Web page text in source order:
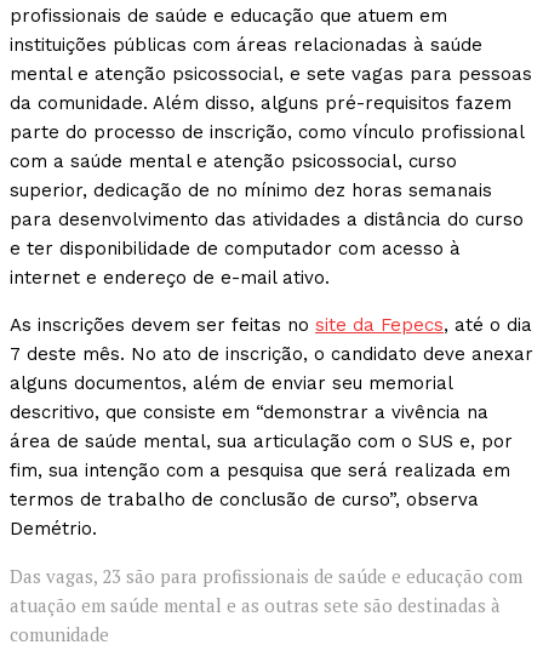
profissionais de saúde e educação que atuem em
instituições públicas com áreas relacionadas à saúde
mental e atenção psicossocial, e sete vagas para pessoas
da comunidade. Além disso, alguns pré-requisitos fazem
parte do processo de inscrição, como vínculo profissional
com a saúde mental e atenção psicossocial, curso
superior, dedicação de no mínimo dez horas semanais
para desenvolvimento das atividades a distância do curso
e ter disponibilidade de computador com acesso à
internet e endereço de e-mail ativo.
As inscrições devem ser feitas no site da Fepecs, até o dia
7 deste mês. No ato de inscrição, o candidato deve anexar
alguns documentos, além de enviar seu memorial
descritivo, que consiste em “demonstrar a vivência na
área de saúde mental, sua articulação com o SUS e, por
fim, sua intenção com a pesquisa que será realizada em
termos de trabalho de conclusão de curso”, observa
Demétrio.
Das vagas, 23 são para profissionais de saúde e educação com
atuação em saúde mental e as outras sete são destinadas à
comunidade